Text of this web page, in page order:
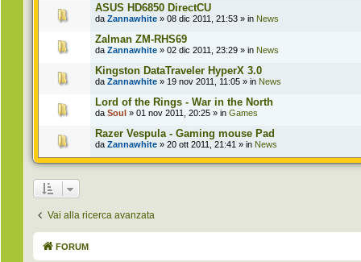
ASUS HD6850 DirectCU
da Zannawhite » 08 dic 2011, 21:53 » in News
Zalman ZM-RHS69
da Zannawhite » 02 dic 2011, 23:29 » in News
Kingston DataTraveler HyperX 3.0
da Zannawhite » 19 nov 2011, 11:05 » in News
Lord of the Rings - War in the North
da Soul » 01 nov 2011, 20:25 » in Games
Razer Vespula - Gaming mouse Pad
da Zannawhite » 20 ott 2011, 21:41 » in News
Vai alla ricerca avanzata
FORUM